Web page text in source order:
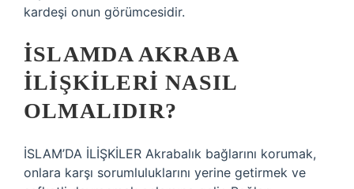
kardeşi onun görümcesidir.
İSLAMDA AKRABA
ILIŞKILERI NASIL
OLMALIDIR?
İSLAM’DA İLİŞKİLER Akrabalık bağlarını korumak,
onlara karşı sorumluluklarını yerine getirmek ve